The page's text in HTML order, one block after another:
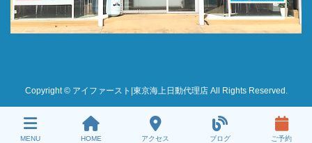
Copyright © アイファースト|東京海上日動代理店 All Rights Reserved.
MENU HOME アクセス ブログ ご予約